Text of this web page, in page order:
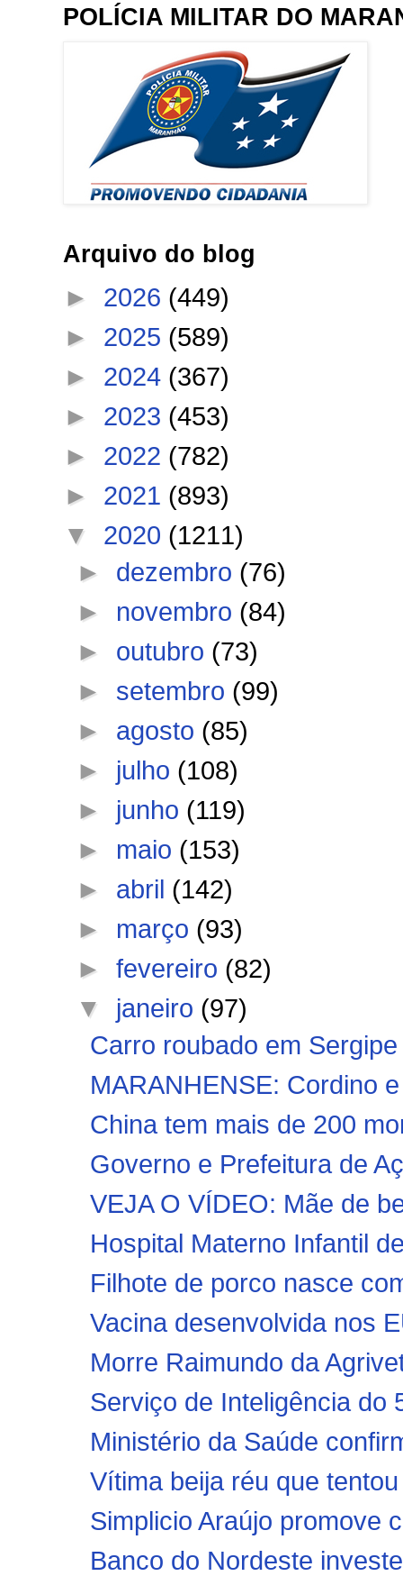
POLÍCIA MILITAR DO
Arquivo do blog
► 2026 (449)
► 2025 (589)
► 2024 (367)
► 2023 (453)
► 2022 (782)
► 2021 (893)
▼ 2020 (1211)
► dezembro (76)
► novembro (84)
► outubro (73)
► setembro (99)
► agosto (85)
► julho (108)
► junho (119)
► maio (153)
► abril (142)
► março (93)
►fevereiro (82)
▼ janeiro (97)
Carro roubado em
MARANHENSE: Cordino
China tem mais de 200
Governo e Prefeitura de
VEJA O VÍDEO: Mãe de
Hospital Materno Infantil
Filhote de porco nasce
Vacina desenvolvida nos
Morre Raimundo da
Serviço de Inteligência do
Ministério da Saúde
Vítima beija réu que
Simplicio Araújo promove
Banco do Nordeste